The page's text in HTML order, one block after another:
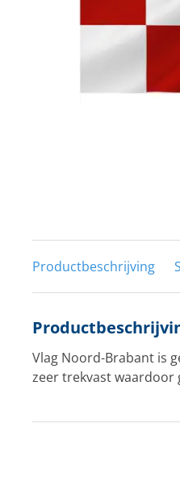
Boten,
Meubels en
SALE
Productbeschrijving
Vlag Noord-Brabant is
zeer trekvast waardoor